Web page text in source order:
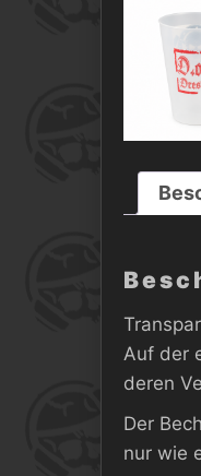
Auf der
deren
Der
nur wie